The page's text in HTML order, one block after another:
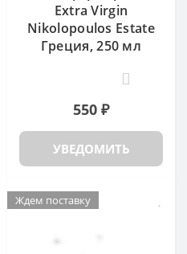
Extra Virgin
Nikolopoulos Estate
Греция, 250 мл
550 ₽
УВЕДОМИТЬ
Ждем поставку